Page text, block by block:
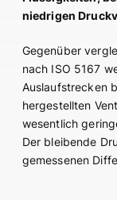
niedrigen
Gegenüber
nach ISO 5167
Auslaufstrecken
hergestellten
wesentlich
Der bleibende
gemessenen